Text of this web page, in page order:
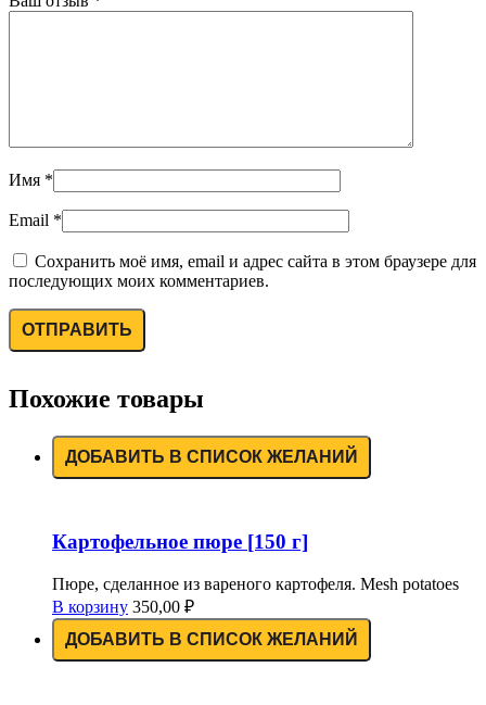
Имя *
Email *
Сохранить моё имя, email и адрес сайта в этом браузере для
последующих моих комментариев.
Похожие товары
ДОБАВИТЬ В СПИСОК ЖЕЛАНИЙ
Картофельное пюре [150 г]
Пюре, сделанное из вареного картофеля. Mesh potatoes
В корзину 350,00 ₽
ДОБАВИТЬ В СПИСОК ЖЕЛАНИЙ